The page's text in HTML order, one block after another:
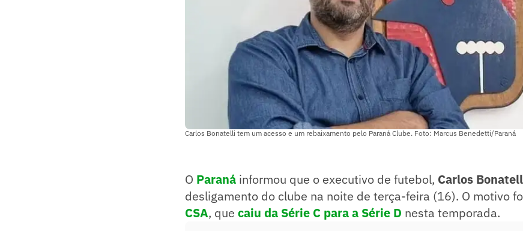
Carlos Bonatelli tem um acesso e um rebaixamento pelo Paraná Clube. Foto: Marcus Benedetti/Paraná
O Paraná informou que o executivo de futebol, Carlos
desligamento do clube na noite de terça-feira (16). O motivo
CSA, que caiu da Série C para a Série D nesta temporada.